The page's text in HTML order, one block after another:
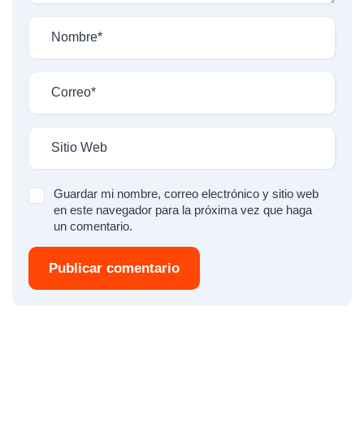
Guardar mi nombre, correo electrónico y sitio web
en este navegador para la próxima vez que haga
un comentario.
Publicar comentario